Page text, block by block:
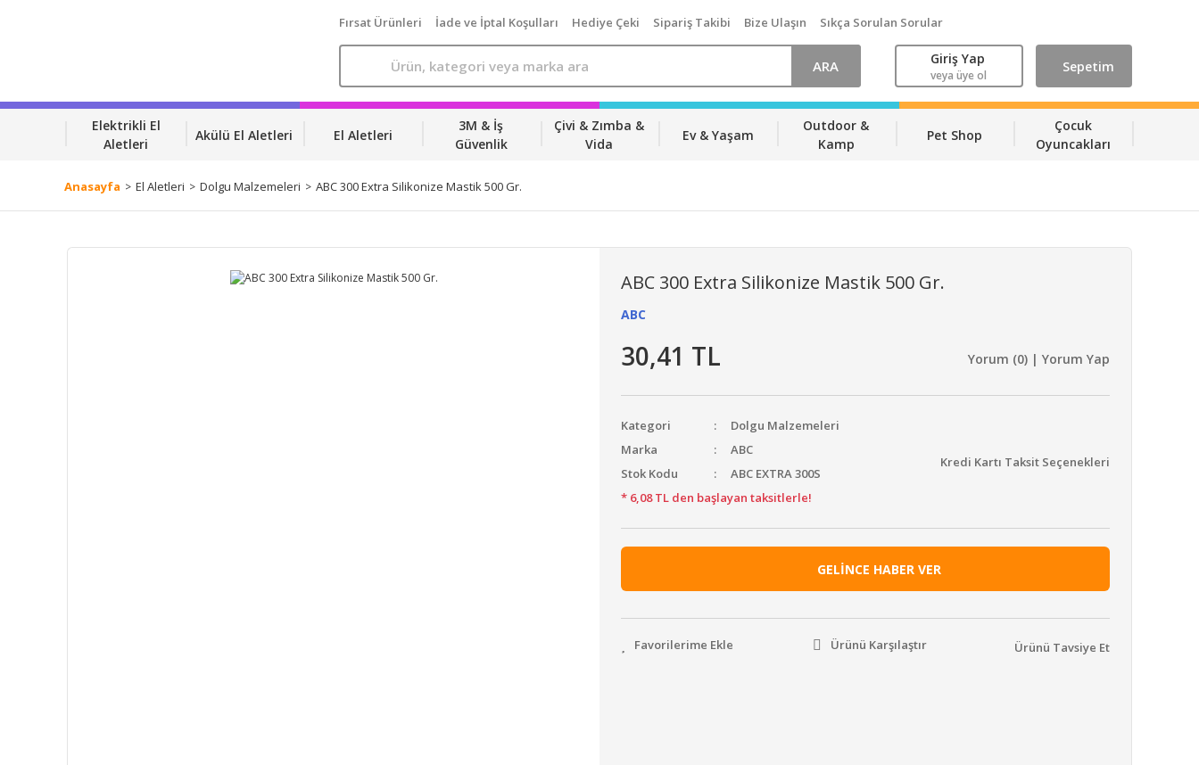
Fırsat Ürünleri İade ve İptal Koşulları Hediye Çeki Sipariş Takibi Bize Ulaşın Sıkça Sorulan Sorular
ARA Giriş Yap
veya üye ol
Sepetim
Elektrikli El
Aletleri
Akülü El Aletleri El Aletleri
3M & İş
Güvenlik
Çivi & Zımba &
Vida
Ev & Yaşam
Outdoor &
Kamp
Pet Shop
Çocuk
Oyuncakları
Anasayfa El Aletleri Dolgu Malzemeleri ABC 300 Extra Silikonize Mastik 500 Gr.
ABC 300 Extra Silikonize Mastik 500 Gr.
ABC
30,41 TL Yorum (0) | Yorum Yap
Kategori
Dolgu Malzemeleri
Marka
ABC
Stok Kodu
ABC EXTRA 300S
* 6,08 TL den başlayan taksitlerle!
Kredi Kartı Taksit Seçenekleri
GELİNCE HABER VER
Ürünü Karşılaştır Ürünü Tavsiye Et